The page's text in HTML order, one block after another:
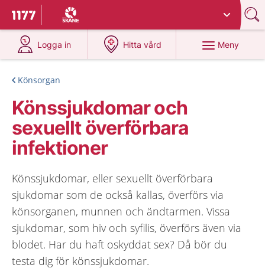
Till startsidan för 1177
Du har valt region
Logga in
på 1177.se
Hitta vård
på 1177.se
Meny
Könsorgan
Könssjukdomar och
sexuellt överförbara
infektioner
Könssjukdomar, eller sexuellt överförbara
sjukdomar som de också kallas, överförs via
könsorganen, munnen och ändtarmen. Vissa
sjukdomar, som hiv och syfilis, överförs även via
blodet. Har du haft oskyddat sex? Då bör du
testa dig för könssjukdomar.